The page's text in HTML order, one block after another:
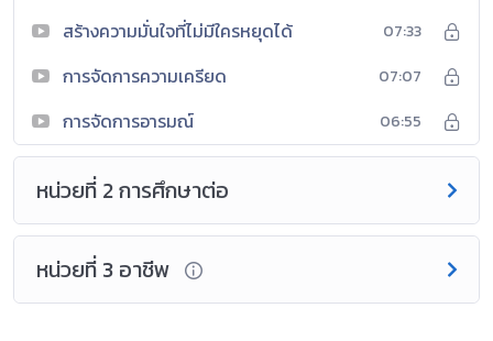
สร้างความมั่นใจที่ไม่มีใครหยุดได้
07:33
การจัดการความเครียด 07:07
การจัดการอารมณ์ 06:55
หน่วยที่ 2 การศึกษาต่อ
หน่วยที่ 3 อาชีพ